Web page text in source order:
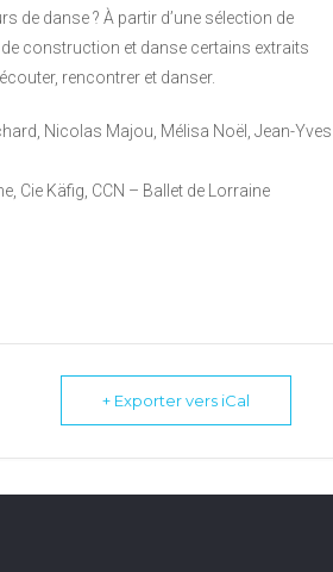
de danse ? À partir d’une sélection de
construction et danse certains extraits
rencontrer et danser.
Nicolas Majou, Mélisa Noël, Jean-Yves
Cie Käfig, CCN – Ballet de Lorraine
+ Exporter vers iCal